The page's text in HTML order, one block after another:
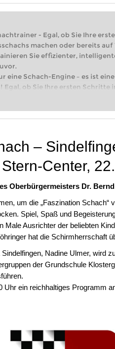
- Egal, ob Sie Ihre
machen oder bereits
Sie effizienter,
eine Schach-Engine – es ist eine
ob Sie Ihre ersten Schritte
oder bereits auf
–
Center,
Oberbürgermeisters Dr.
um die „Faszination
Spiel, Spaß und
Male Ausrichter der beliebten
hat die Schirmherrschaft
Nadine Ulmer, wird
der Grundschule
Uhr ein reichhaltiges Programm